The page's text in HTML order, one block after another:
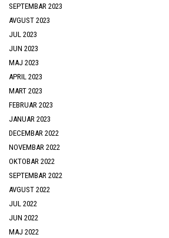
SEPTEMBAR 2023
AVGUST 2023
JUL 2023
JUN 2023
MAJ 2023
APRIL 2023
MART 2023
FEBRUAR 2023
JANUAR 2023
DECEMBAR 2022
NOVEMBAR 2022
OKTOBAR 2022
SEPTEMBAR 2022
AVGUST 2022
JUL 2022
JUN 2022
MAJ 2022